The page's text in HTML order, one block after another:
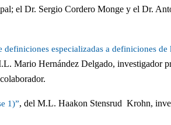
el Dr. Sergio Cordero Monge y el Dr.
definiciones especializadas a definiciones de
Mario Hernández Delgado, investigador
1)”, del M.L. Haakon Stensrud Krohn,